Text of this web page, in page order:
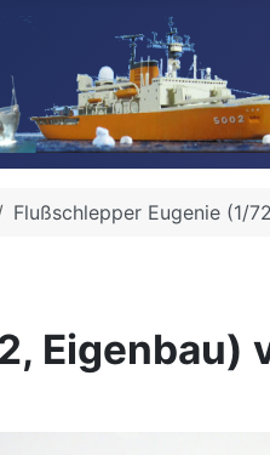
Flußschlepper Eugenie (1/
Eigenbau)